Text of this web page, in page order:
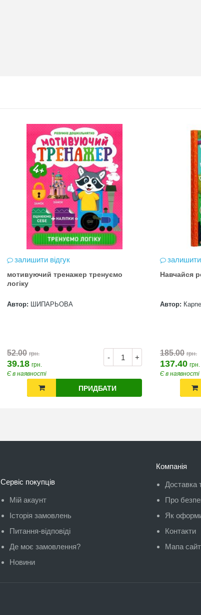
15 Реєстрація в акції за номером
телефону Сторінка
акції: http://novaposhta.ua/win_bmw
залишити відгук
мотивуючий тренажер тренуємо
логіку
Автор: ШИПАРЬОВА
- +
52.00 грн.
39.18 грн.
Є в наявності
ПРИДБАТИ
залишити
Навчайся
Автор:
185.00 грн.
137.40 грн.
Є в наявності
Сервіс покупців
Мій акаунт
Історія замовлень
Питання-відповіді
Де моє замовлення?
Новини
Компанія
Доставка
Про
Як
Контакти
Мапа